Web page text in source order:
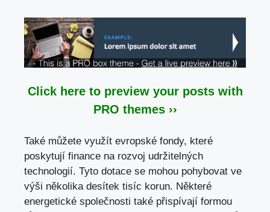
Click here to preview your posts with
PRO themes ››
Také můžete využít evropské fondy, které
poskytují finance na rozvoj udržitelných
technologií. Tyto dotace se mohou pohybovat ve
výši několika desítek tisíc korun. Některé
energetické společnosti také přispívají formou